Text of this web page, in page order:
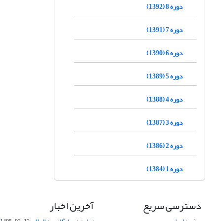
دوره 8 (1392)
دوره 7 (1391)
دوره 6 (1390)
دوره 5 (1389)
دوره 4 (1388)
دوره 3 (1387)
دوره 2 (1386)
دوره 1 (1384)
دسترسی سریع آخرین اخبار